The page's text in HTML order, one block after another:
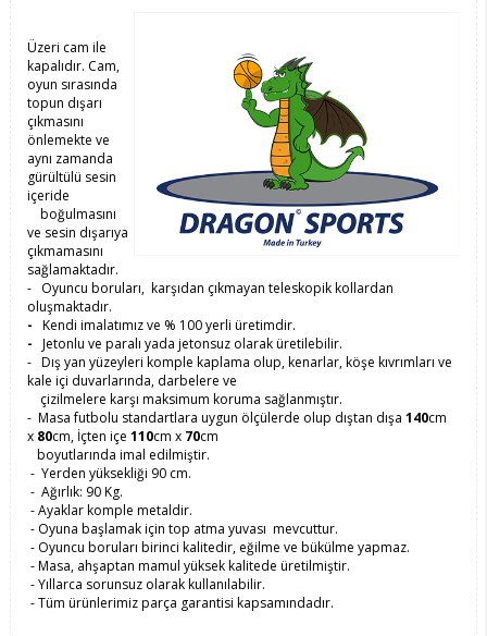
Üzeri cam ile
kapalıdır. Cam,
oyun sırasında
topun dışarı
çıkmasını
önlemekte ve
aynı zamanda
gürültülü sesin
içeride
boğulmasını
ve sesin dışarıya
çıkmamasını
sağlamaktadır.
- Oyuncu boruları, karşıdan çıkmayan teleskopik kollardan
oluşmaktadır.
- Kendi imalatımız ve % 100 yerli üretimdir.
-Jetonlu ve paralı yada jetonsuz olarak üretilebilir.
- Dış yan yüzeyleri komple kaplama olup, kenarlar, köşe kıvrımları ve
kale içi duvarlarında, darbelere ve
çizilmelere karşı maksimum koruma sağlanmıştır.
- Masa futbolu standartlara uygun ölçülerde olup dıştan dışa140cm
x 80cm, İçten içe110cm x 70cm
boyutlarında imal edilmiştir.
- Yerden yüksekliği 90 cm.
- Ağırlık: 90 Kg.
- Ayaklar komple metaldir.
- Oyuna başlamak için top atma yuvası mevcuttur.
- Oyuncu boruları birinci kalitedir, eğilme ve bükülme yapmaz.
- Masa, ahşaptan mamul yüksek kalitede üretilmiştir.
- Yıllarca sorunsuz olarak kullanılabilir.
- Tüm ürünlerimiz parça garantisi kapsamındadır.